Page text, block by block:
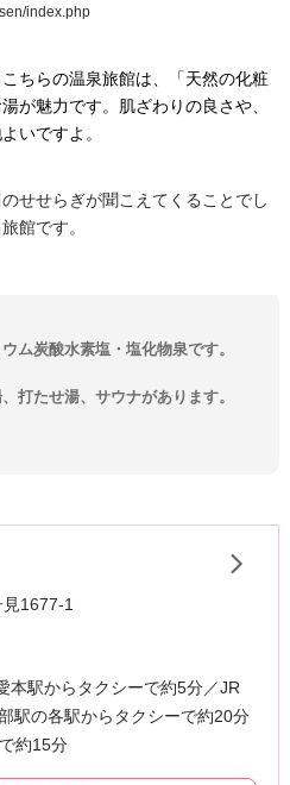
index.php
ちらの温泉旅館は、「天然の化粧
が魅力です。肌ざわりの良さや、
いですよ。
せせらぎが聞こえてくることでし
館です。
ム炭酸水素塩・塩化物泉です。
打たせ湯、サウナがあります。